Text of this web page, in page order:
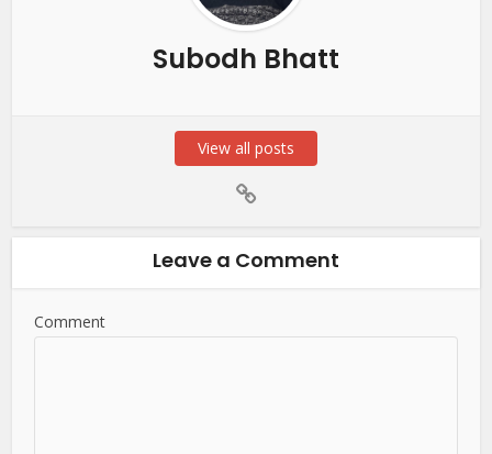
Subodh Bhatt
View all posts
Leave a Comment
Comment